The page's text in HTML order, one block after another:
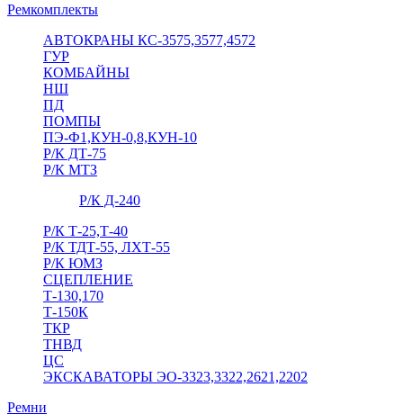
Ремкомплекты
АВТОКРАНЫ КС-3575,3577,4572
ГУР
КОМБАЙНЫ
НШ
ПД
ПОМПЫ
ПЭ-Ф1,КУН-0,8,КУН-10
Р/К ДТ-75
Р/К МТЗ
Р/К Д-240
Р/К Т-25,Т-40
Р/К ТДТ-55, ЛХТ-55
Р/К ЮМЗ
СЦЕПЛЕНИЕ
Т-130,170
Т-150К
ТКР
ТНВД
ЦС
ЭКСКАВАТОРЫ ЭО-3323,3322,2621,2202
Ремни